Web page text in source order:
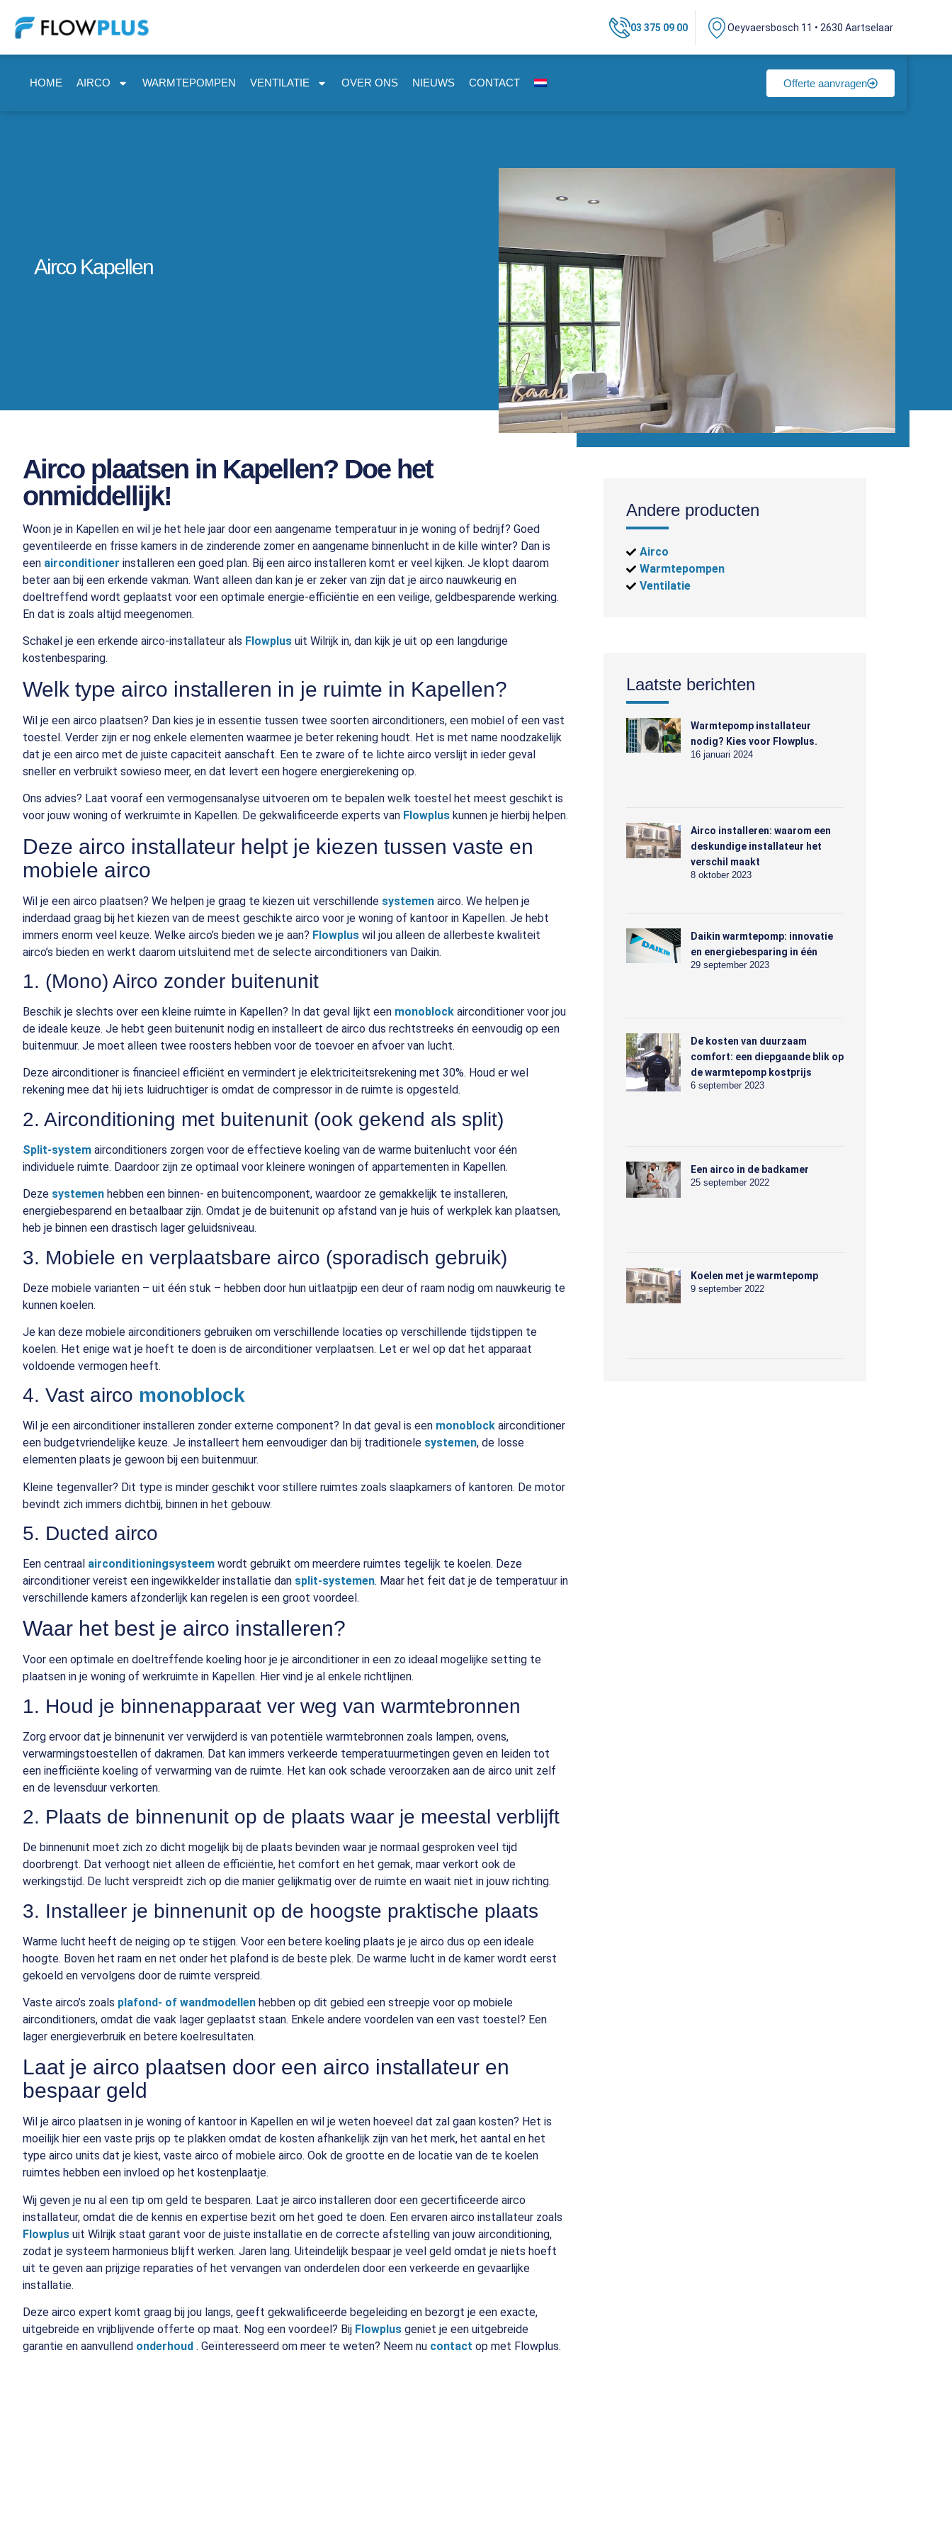
03 375 09 00 Oeyvaersbosch 11 • 2630 Aartselaar
HOME AIRCO WARMTEPOMPEN VENTILATIE OVER ONS NIEUWS CONTACT Offerte aanvragen
Airco Kapellen
Airco plaatsen in Kapellen? Doe het
onmiddellijk!
Woon je in Kapellen en wil je het hele jaar door een aangename temperatuur in je woning of bedrijf? Goed
geventileerde en frisse kamers in de zinderende zomer en aangename binnenlucht in de kille winter? Dan is
een airconditioner installeren een goed plan. Bij een airco installeren komt er veel kijken. Je klopt daarom
beter aan bij een erkende vakman. Want alleen dan kan je er zeker van zijn dat je airco nauwkeurig en
doeltreffend wordt geplaatst voor een optimale energie-efficiëntie en een veilige, geldbesparende werking.
En dat is zoals altijd meegenomen.
Schakel je een erkende airco-installateur als Flowplus uit Wilrijk in, dan kijk je uit op een langdurige
kostenbesparing.
Welk type airco installeren in je ruimte in Kapellen?
Wil je een airco plaatsen? Dan kies je in essentie tussen twee soorten airconditioners, een mobiel of een vast
toestel. Verder zijn er nog enkele elementen waarmee je beter rekening houdt. Het is met name noodzakelijk
dat je een airco met de juiste capaciteit aanschaft. Een te zware of te lichte airco verslijt in ieder geval
sneller en verbruikt sowieso meer, en dat levert een hogere energierekening op.
Ons advies? Laat vooraf een vermogensanalyse uitvoeren om te bepalen welk toestel het meest geschikt is
voor jouw woning of werkruimte in Kapellen. De gekwalificeerde experts van Flowplus kunnen je hierbij helpen.
Deze airco installateur helpt je kiezen tussen vaste en
mobiele airco
Wil je een airco plaatsen? We helpen je graag te kiezen uit verschillende systemen airco. We helpen je
inderdaad graag bij het kiezen van de meest geschikte airco voor je woning of kantoor in Kapellen. Je hebt
immers enorm veel keuze. Welke airco’s bieden we je aan? Flowplus wil jou alleen de allerbeste kwaliteit
airco’s bieden en werkt daarom uitsluitend met de selecte airconditioners van Daikin.
1. (Mono) Airco zonder buitenunit
Beschik je slechts over een kleine ruimte in Kapellen? In dat geval lijkt een monoblock airconditioner voor jou
de ideale keuze. Je hebt geen buitenunit nodig en installeert de airco dus rechtstreeks én eenvoudig op een
buitenmuur. Je moet alleen twee roosters hebben voor de toevoer en afvoer van lucht.
Deze airconditioner is financieel efficiënt en vermindert je elektriciteitsrekening met 30%. Houd er wel
rekening mee dat hij iets luidruchtiger is omdat de compressor in de ruimte is opgesteld.
2. Airconditioning met buitenunit (ook gekend als split)
Split-system airconditioners zorgen voor de effectieve koeling van de warme buitenlucht voor één
individuele ruimte. Daardoor zijn ze optimaal voor kleinere woningen of appartementen in Kapellen.
Deze systemen hebben een binnen- en buitencomponent, waardoor ze gemakkelijk te installeren,
energiebesparend en betaalbaar zijn. Omdat je de buitenunit op afstand van je huis of werkplek kan plaatsen,
heb je binnen een drastisch lager geluidsniveau.
3. Mobiele en verplaatsbare airco (sporadisch gebruik)
Deze mobiele varianten – uit één stuk – hebben door hun uitlaatpijp een deur of raam nodig om nauwkeurig te
kunnen koelen.
Je kan deze mobiele airconditioners gebruiken om verschillende locaties op verschillende tijdstippen te
koelen. Het enige wat je hoeft te doen is de airconditioner verplaatsen. Let er wel op dat het apparaat
voldoende vermogen heeft.
4. Vast airco monoblock
Wil je een airconditioner installeren zonder externe component? In dat geval is een monoblock airconditioner
een budgetvriendelijke keuze. Je installeert hem eenvoudiger dan bij traditionele systemen, de losse
elementen plaats je gewoon bij een buitenmuur.
Kleine tegenvaller? Dit type is minder geschikt voor stillere ruimtes zoals slaapkamers of kantoren. De motor
bevindt zich immers dichtbij, binnen in het gebouw.
5. Ducted airco
Een centraal airconditioningsysteem wordt gebruikt om meerdere ruimtes tegelijk te koelen. Deze
airconditioner vereist een ingewikkelder installatie dan split-systemen. Maar het feit dat je de temperatuur in
verschillende kamers afzonderlijk kan regelen is een groot voordeel.
Waar het best je airco installeren?
Voor een optimale en doeltreffende koeling hoor je je airconditioner in een zo ideaal mogelijke setting te
plaatsen in je woning of werkruimte in Kapellen. Hier vind je al enkele richtlijnen.
1. Houd je binnenapparaat ver weg van warmtebronnen
Zorg ervoor dat je binnenunit ver verwijderd is van potentiële warmtebronnen zoals lampen, ovens,
verwarmingstoestellen of dakramen. Dat kan immers verkeerde temperatuurmetingen geven en leiden tot
een inefficiënte koeling of verwarming van de ruimte. Het kan ook schade veroorzaken aan de airco unit zelf
en de levensduur verkorten.
2. Plaats de binnenunit op de plaats waar je meestal verblijft
De binnenunit moet zich zo dicht mogelijk bij de plaats bevinden waar je normaal gesproken veel tijd
doorbrengt. Dat verhoogt niet alleen de efficiëntie, het comfort en het gemak, maar verkort ook de
werkingstijd. De lucht verspreidt zich op die manier gelijkmatig over de ruimte en waait niet in jouw richting.
3. Installeer je binnenunit op de hoogste praktische plaats
Warme lucht heeft de neiging op te stijgen. Voor een betere koeling plaats je je airco dus op een ideale
hoogte. Boven het raam en net onder het plafond is de beste plek. De warme lucht in de kamer wordt eerst
gekoeld en vervolgens door de ruimte verspreid.
Vaste airco’s zoals plafond- of wandmodellen hebben op dit gebied een streepje voor op mobiele
airconditioners, omdat die vaak lager geplaatst staan. Enkele andere voordelen van een vast toestel? Een
lager energieverbruik en betere koelresultaten.
Laat je airco plaatsen door een airco installateur en
bespaar geld
Wil je airco plaatsen in je woning of kantoor in Kapellen en wil je weten hoeveel dat zal gaan kosten? Het is
moeilijk hier een vaste prijs op te plakken omdat de kosten afhankelijk zijn van het merk, het aantal en het
type airco units dat je kiest, vaste airco of mobiele airco. Ook de grootte en de locatie van de te koelen
ruimtes hebben een invloed op het kostenplaatje.
Wij geven je nu al een tip om geld te besparen. Laat je airco installeren door een gecertificeerde airco
installateur, omdat die de kennis en expertise bezit om het goed te doen. Een ervaren airco installateur zoals
Flowplus uit Wilrijk staat garant voor de juiste installatie en de correcte afstelling van jouw airconditioning,
zodat je systeem harmonieus blijft werken. Jaren lang. Uiteindelijk bespaar je veel geld omdat je niets hoeft
uit te geven aan prijzige reparaties of het vervangen van onderdelen door een verkeerde en gevaarlijke
installatie.
Deze airco expert komt graag bij jou langs, geeft gekwalificeerde begeleiding en bezorgt je een exacte,
uitgebreide en vrijblijvende offerte op maat. Nog een voordeel? Bij Flowplus geniet je een uitgebreide
garantie en aanvullend onderhoud . Geïnteresseerd om meer te weten? Neem nu contact op met Flowplus.
Andere producten
Airco
Warmtepompen
Ventilatie
Laatste berichten
Warmtepomp installateur
nodig? Kies voor Flowplus.
16 januari 2024
Airco installeren: waarom een
deskundige installateur het
verschil maakt
8 oktober 2023
Daikin warmtepomp: innovatie
en energiebesparing in één
29 september 2023
De kosten van duurzaam
comfort: een diepgaande blik op
de warmtepomp kostprijs
6 september 2023
Een airco in de badkamer
25 september 2022
Koelen met je warmtepomp
9 september 2022